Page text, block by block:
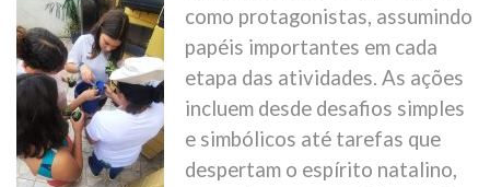
como protagonistas, assumindo
papéis importantes em cada
etapa das atividades. As ações
incluem desde desafios simples
e simbólicos até tarefas que
despertam o espírito natalino,